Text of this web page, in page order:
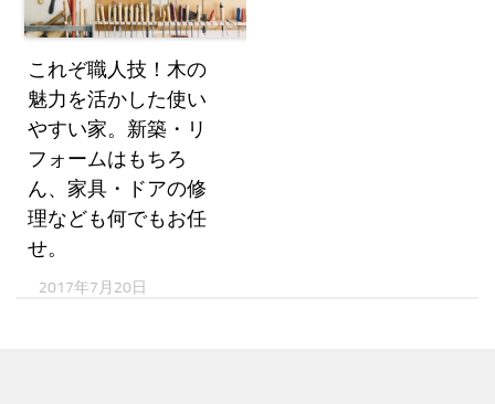
これぞ職人技！木の
魅力を活かした使い
やすい家。新築・リ
フォームはもちろ
ん、家具・ドアの修
理なども何でもお任
せ。
2017年7月20日